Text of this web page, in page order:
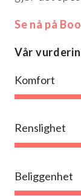
Se nå på
Vår
Komfort
Renslighet
Beliggenhet